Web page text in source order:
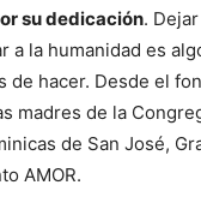
su dedicación.
a la humanidad es
de hacer. Desde el
madres de la
de San José,
AMOR.